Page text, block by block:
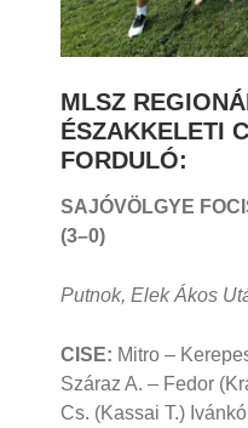
MLSZ
ÉSZAKKELETI
FORDULÓ:
SAJÓVÖLGYE
(3–0)
Putnok, Elek Ákos
CISE: Mitro –
Száraz A. – Fedor
Cs. (Kassai T.)